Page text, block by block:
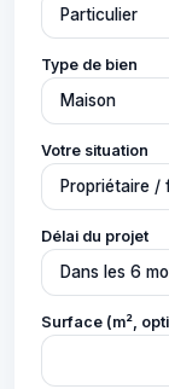
Type de bien
Votre situation
Délai du projet
Surface (m²,